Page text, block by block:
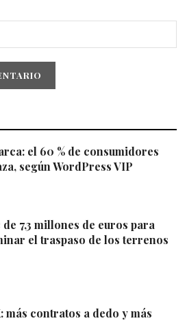
el 60 % de consumidores
según WordPress VIP
7,3 millones de euros para
el traspaso de los terrenos
más contratos a dedo y más